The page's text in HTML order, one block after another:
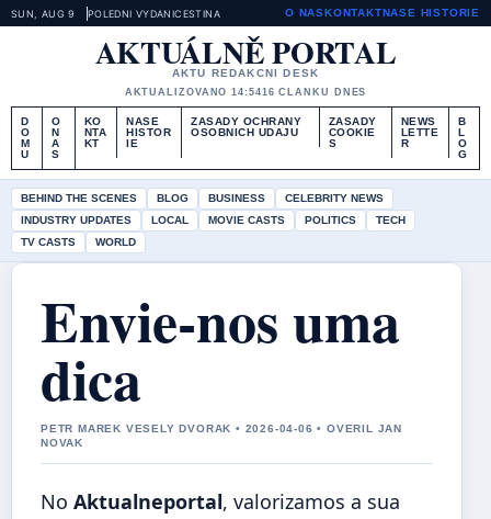
SUN, AUG 9 POLEDNI VYDANICESTINA O NASKONTAKTNASE HISTORIE
AKTUÁLNĚ PORTAL
AKTU REDAKCNI DESK
AKTUALIZOVANO 14:5416 CLANKU DNES
D
O
M
U
O
N
A
S
KO
NTA
KT
NASE
HISTOR
IE
ZASADY OCHRANY
OSOBNICH UDAJU
ZASADY
COOKIE
S
NEWS
LETTE
R
B
L
O
G
BEHIND THE SCENES BLOG BUSINESS
CELEBRITY NEWS
INDUSTRY UPDATES
LOCAL MOVIE CASTS POLITICS
TECH
TV CASTS
WORLD
Envie-nos uma
dica
PETR MAREK VESELY DVORAK • 2026-04-06 • OVERIL JAN
NOVAK
No Aktualneportal, valorizamos a sua